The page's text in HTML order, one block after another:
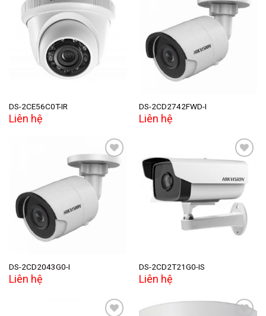
Add to
DS-2CE56C0T-IR
Liên hệ
wishlist
DS-2CD2742FWD-I
Liên hệ
wishlist
DS-2CD2043G0-I
Liên hệ
Add to
wishlist
DS-2CD2T21G0-IS
Liên hệ